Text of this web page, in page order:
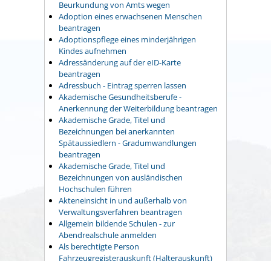
Beurkundung von Amts wegen
Adoption eines erwachsenen Menschen
beantragen
Adoptionspflege eines minderjährigen
Kindes aufnehmen
Adressänderung auf der eID-Karte
beantragen
Adressbuch - Eintrag sperren lassen
Akademische Gesundheitsberufe -
Anerkennung der Weiterbildung beantragen
Akademische Grade, Titel und
Bezeichnungen bei anerkannten
Spätaussiedlern - Gradumwandlungen
beantragen
Akademische Grade, Titel und
Bezeichnungen von ausländischen
Hochschulen führen
Akteneinsicht in und außerhalb von
Verwaltungsverfahren beantragen
Allgemein bildende Schulen - zur
Abendrealschule anmelden
Als berechtigte Person
Fahrzeugregisterauskunft (Halterauskunft)